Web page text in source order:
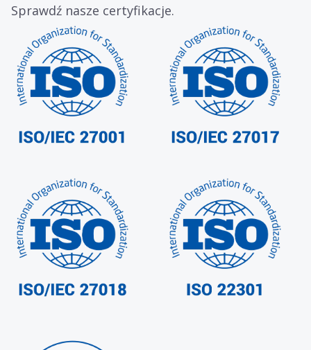
Sprawdź nasze certyfikacje.